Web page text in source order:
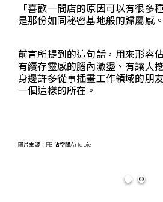
「喜歡一間店的原因可以有很多
是那份如同秘密基地般的歸屬感。
前言所提到的這句話，用來形容
有續存靈感的腦內激盪、有讓人
身邊許多從事插畫工作領域的朋
一個這樣的所在。
圖片來源：FB 佔空間Artqpie